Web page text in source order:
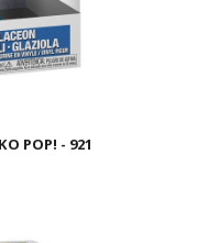
POP! - 921